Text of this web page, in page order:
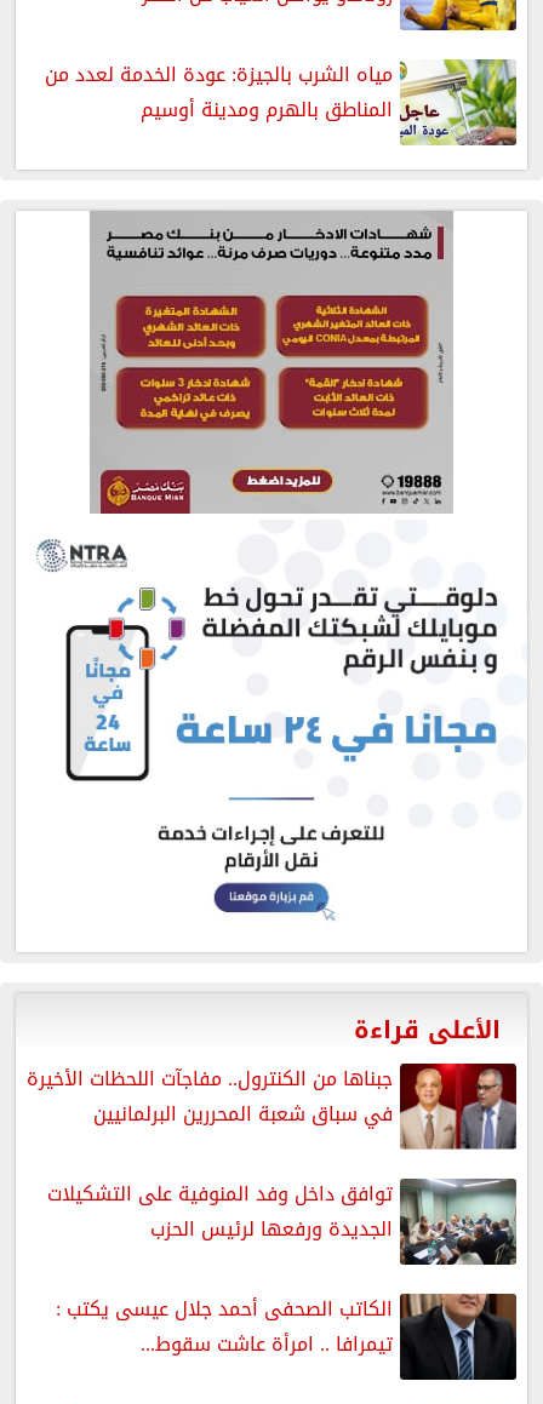
مياه الشرب بالجيزة: عودة الخدمة لعدد من
المناطق بالهرم ومدينة أوسيم
الأعلى قراءة
جبناها من الكنترول.. مفاجآت اللحظات الأخيرة
في سباق شعبة المحررين البرلمانيين
توافق داخل وفد المنوفية على التشكيلات
الجديدة ورفعها لرئيس الحزب
الكاتب الصحفى أحمد جلال عيسى يكتب :
تيمرافا .. امرأة عاشت سقوط...